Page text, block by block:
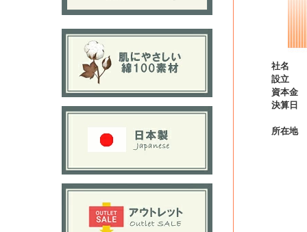
社名
設立
資本金
決算日
所在地